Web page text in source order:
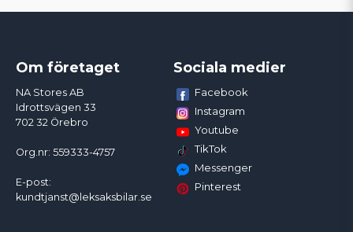
Om företaget
NA Stores AB
Idrottsvägen 33
702 32 Örebro
Org.nr: 559333-4757
E-post:
kundtjanst@leksaksbilar.se
Sociala medier
Facebook
Instagram
Youtube
TikTok
Messenger
Pinterest